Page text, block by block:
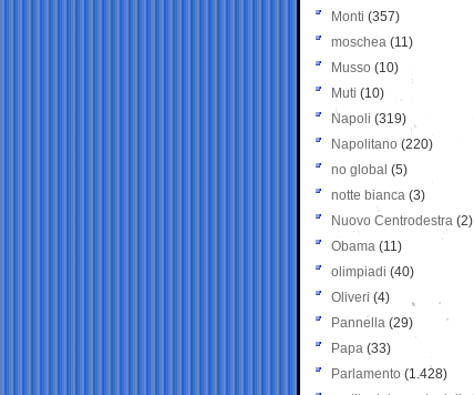
Monti (357)
moschea (11)
Musso (10)
Muti (10)
Napoli (319)
Napolitano (220)
no global (5)
notte bianca (3)
Nuovo Centrodestra (2)
Obama (11)
olimpiadi (40)
Oliveri (4)
Pannella (29)
Papa (33)
Parlamento (1.428)